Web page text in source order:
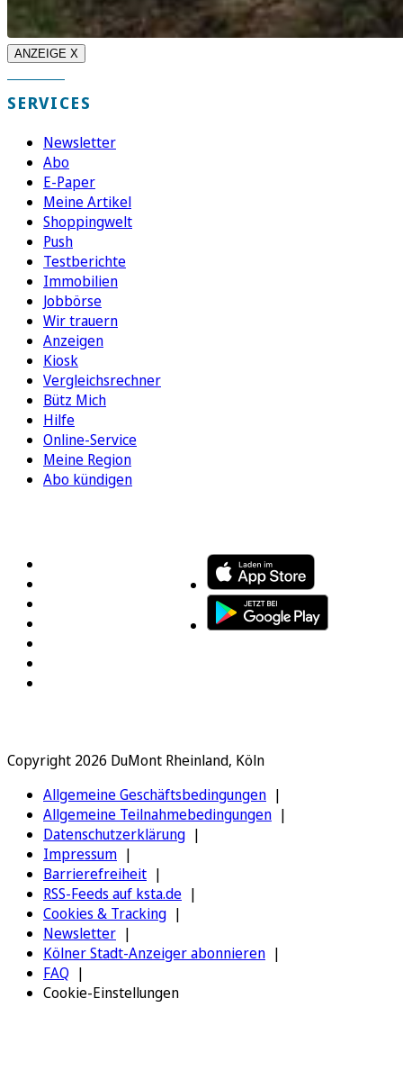
ANZEIGE X
SERVICES
Newsletter
Abo
E-Paper
Meine Artikel
Shoppingwelt
Push
Testberichte
Immobilien
Jobbörse
Wir trauern
Anzeigen
Kiosk
Vergleichsrechner
Bütz Mich
Hilfe
Online-Service
Meine Region
Abo kündigen
Copyright 2026 DuMont Rheinland, Köln
Allgemeine Geschäftsbedingungen
Allgemeine Teilnahmebedingungen
Datenschutzerklärung
Impressum
Barrierefreiheit
RSS-Feeds auf ksta.de
Cookies & Tracking
Newsletter
Kölner Stadt-Anzeiger abonnieren
FAQ
Cookie-Einstellungen